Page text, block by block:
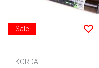
Sale
KORDA